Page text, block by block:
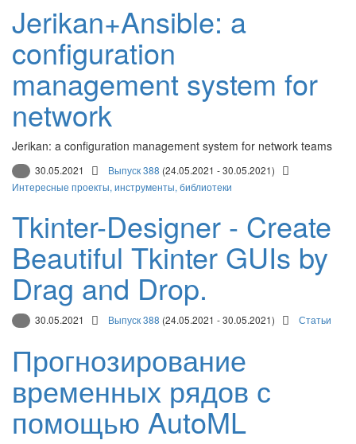
Jerikan+Ansible: a
configuration
management system for
network
Jerikan: a configuration management system for network teams
30.05.2021 Выпуск 388 (24.05.2021 - 30.05.2021)
Интересные проекты, инструменты, библиотеки
Tkinter-Designer - Create
Beautiful Tkinter GUIs by
Drag and Drop.
30.05.2021 Выпуск 388 (24.05.2021 - 30.05.2021) Статьи
Прогнозирование
временных рядов с
помощью AutoML